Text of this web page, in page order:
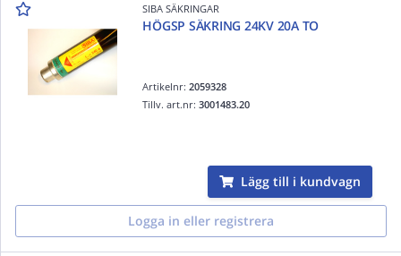
SIBA SÄKRINGAR
HÖGSP SÄKRING 24KV 20A TO
Artikelnr:2059328
Tillv. art.nr:3001483.20
Lägg till i kundvagn
Logga in eller registrera